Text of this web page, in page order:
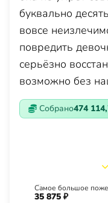
буквально
вовсе
повредить
серьёзно
возможно без
Собрано474
Самое большое
35 875 ₽